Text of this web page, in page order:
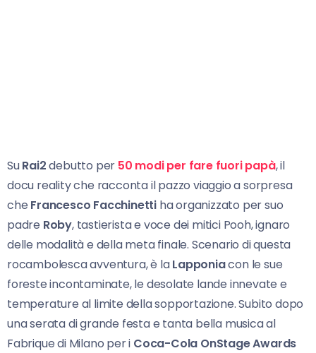
SuRai2debutto per 50 modi per fare fuori papà, il
docu reality che racconta il pazzo viaggio a sorpresa
che Francesco Facchinetti ha organizzato per suo
padre Roby, tastierista e voce dei mitici Pooh, ignaro
delle modalità e della meta finale. Scenario di questa
rocambolesca avventura, è laLapponiacon le sue
foreste incontaminate, le desolate lande innevate e
temperature al limite della sopportazione. Subito dopo
una serata di grande festa e tanta bella musica al
Fabrique di Milano per i Coca-Cola OnStage Awards